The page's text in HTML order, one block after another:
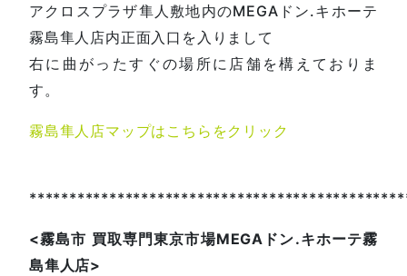
アクロスプラザ隼人敷地内のMEGAドン.キホーテ
霧島隼人店内正面入口を入りまして
右に曲がったすぐの場所に店舗を構えておりま
す。
霧島隼人店マップはこちらをクリック
<霧島市 買取専門東京市場MEGA ドン.キホーテ霧
島隼人店>